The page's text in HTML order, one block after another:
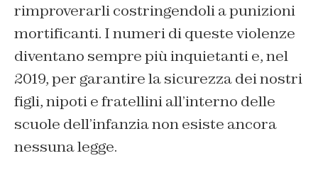
rimproverarli costringendoli a punizioni
mortificanti. I numeri di queste violenze
diventano sempre più inquietanti e, nel
2019, per garantire la sicurezza dei nostri
figli, nipoti e fratellini all’interno delle
scuole dell’infanzia non esiste ancora
nessuna legge.